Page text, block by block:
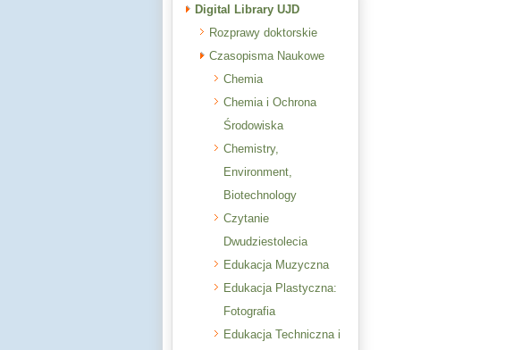
Digital Library UJD
Rozprawy doktorskie
Czasopisma Naukowe
Chemia
Chemia i Ochrona
Środowiska
Chemistry,
Environment,
Biotechnology
Czytanie
Dwudziestolecia
Edukacja Muzyczna
Edukacja Plastyczna:
Fotografia
Edukacja Techniczna i